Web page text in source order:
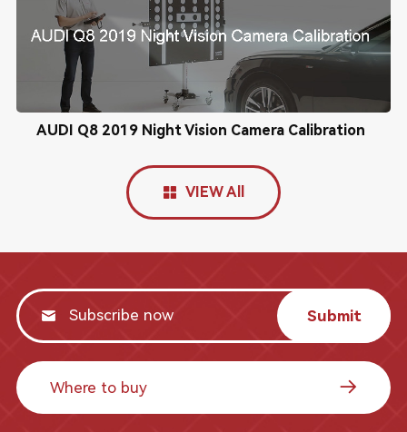
AUDI Q8 2019 Night Vision Camera Calibration
VIEW All
Submit
Where to buy